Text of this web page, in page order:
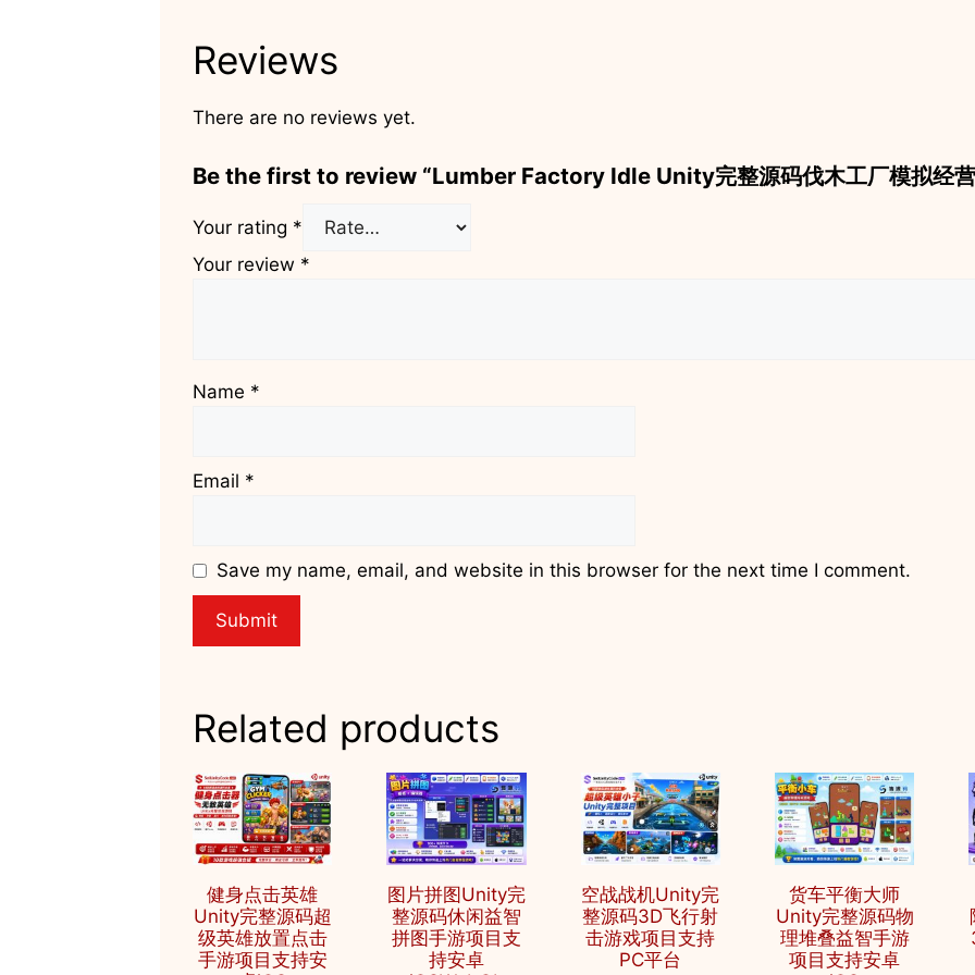
Reviews
There are no reviews yet.
Be the first to review “Lumber Factory Idle Unity完整源码伐木工厂模拟经营
Your rating *
Your review *
Name *
Email *
Save my name, email, and website in this browser for the next time I comment.
Related products
健身点击英雄
Unity完整源码超
级英雄放置点击
手游项目支持安
图片拼图Unity完
整源码休闲益智
拼图手游项目支
持安卓
空战战机Unity完
整源码3D飞行射
击游戏项目支持
PC平台
货车平衡大师
Unity完整源码物
理堆叠益智手游
项目支持安卓